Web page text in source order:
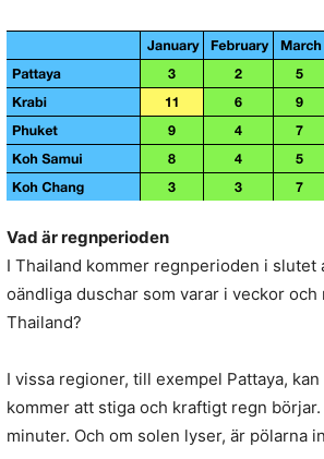
Vad är regnperioden
I Thailand kommer regnperioden i
oändliga duschar som varar i veckor
Thailand?
I vissa regioner, till exempel Pattaya,
kommer att stiga och kraftigt regn
minuter. Och om solen lyser, är pölarna